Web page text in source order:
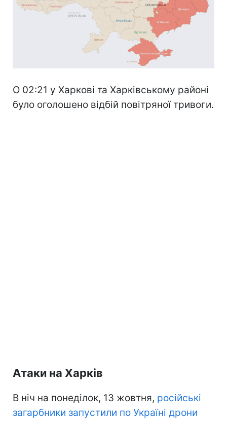
О 02:21 у Харкові та Харківському районі
було оголошено відбій повітряної тривоги.
Атаки на Харків
В ніч на понеділок, 13 жовтня, російські
загарбники запустили по Україні дрони